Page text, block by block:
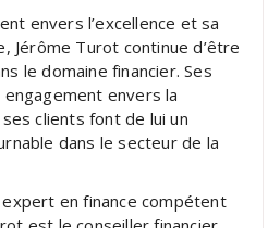
envers l’excellence et sa
Jérôme Turot continue d’être
le domaine financier. Ses
envers la
clients font de lui un
dans le secteur de la
en finance compétent